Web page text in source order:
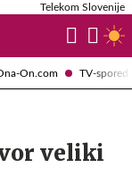
On.com TV-spored
Telekom Slovenije
veliki